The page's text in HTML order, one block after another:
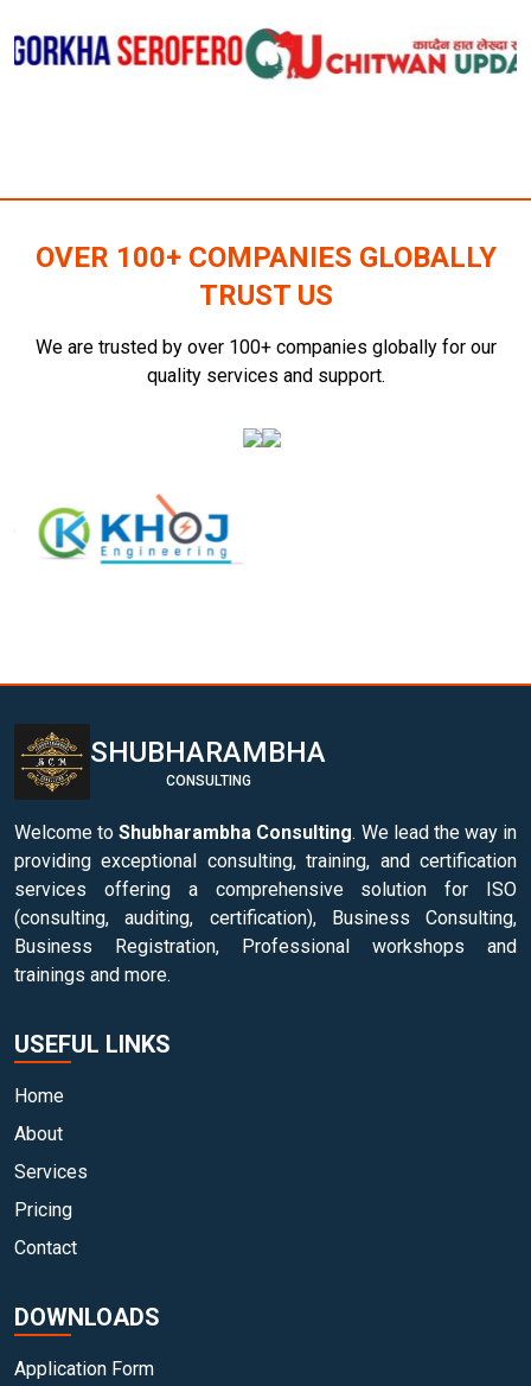
OVER 100+ COMPANIES GLOBALLY
TRUST US
We are trusted by over 100+ companies globally for our
quality services and support.
SHUBHARAMBHA
CONSULTING
Welcome toShubharambha Consulting. We lead the way in
providing exceptional consulting, training, and certification
services offering a comprehensive solution for ISO
(consulting, auditing, certification), Business Consulting,
Business Registration, Professional workshops and
trainings and more.
USEFUL LINKS
Home
About
Services
Pricing
Contact
DOWNLOADS
Application Form